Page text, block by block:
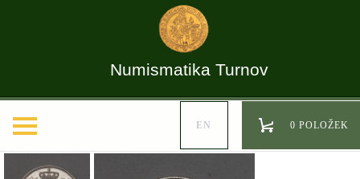
Numismatika Turnov
EN 0 POLOŽEK